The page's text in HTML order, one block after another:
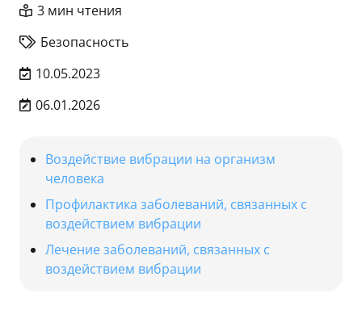
3 мин чтения
Безопасность
10.05.2023
06.01.2026
Воздействие вибрации на организм
человека
Профилактика заболеваний, связанных с
воздействием вибрации
Лечение заболеваний, связанных с
воздействием вибрации